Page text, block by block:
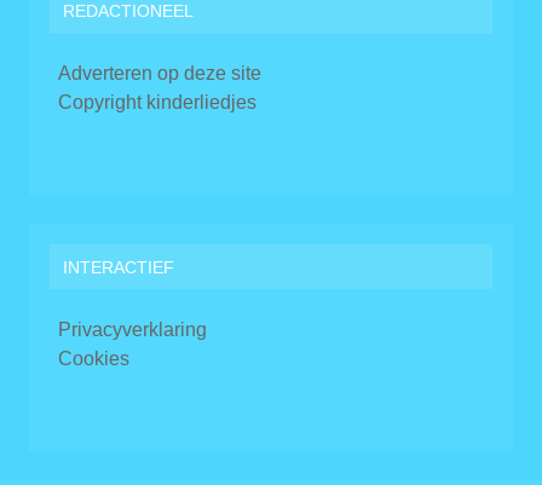
REDACTIONEEL
Adverteren op deze site
Copyright kinderliedjes
INTERACTIEF
Privacyverklaring
Cookies